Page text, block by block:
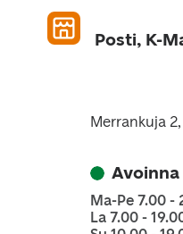
Posti, K-
Merrankuja
Ma-Pe 7.00 -
La 7.00 -